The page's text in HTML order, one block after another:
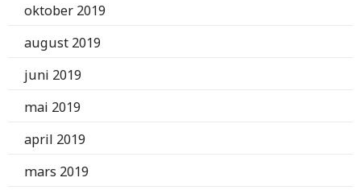
oktober 2019
august 2019
juni 2019
mai 2019
april 2019
mars 2019